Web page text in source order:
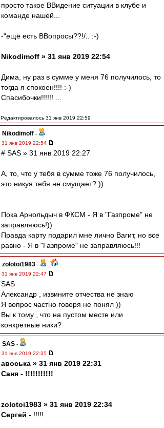
просто такое ВВидение ситуации в клубе и
команде нашей...
-"ещё есть ВВопросы??!/.. :-)
Nikodimoff » 31 янв 2019 22:54
Дима, ну раз в сумме у меня 76 получилось, то
тогда я спокоен!!!! :-)
Спасибочки!!!!!! ...
Редактировалось 31 янв 2019 22:59
Nikodimoff -
31 янв 2019 22:54
# SAS » 31 янв 2019 22:27
А, то, что у тебя в сумме тоже 76 получилось,
это никуя тебя не смущает? ))
Пока Арнольдыч в ФКСМ - Я в "Газпроме" не
заправляюсь!))
Правда карту подарил мне лично Вагит, но все
равно - Я в "Газпроме" не заправляюсь!!!
zolotoi1983 -
31 янв 2019 22:47
SAS
Александр , извините отчества не знаю
Я вопрос частно говоря не понял ))
Вы к тому , что на пустом месте или
конкретные ники?
SAS -
31 янв 2019 22:35
авоська » 31 янв 2019 22:31
Cаня - !!!!!!!!!!!
zolotoi1983 » 31 янв 2019 22:34
Сергей - !!!!!